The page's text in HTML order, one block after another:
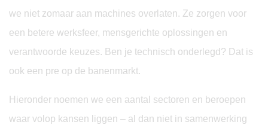
we niet zomaar aan machines overlaten. Ze zorgen voor
een betere werksfeer, mensgerichte oplossingen en
verantwoorde keuzes. Ben je technisch onderlegd? Dat is
ook een pre op de banenmarkt.
Hieronder noemen we een aantal sectoren en beroepen
waar volop kansen liggen – al dan niet in samenwerking